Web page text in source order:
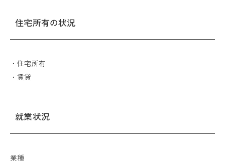
住宅所有の状況
・住宅所有
・賃貸
就業状況
業種